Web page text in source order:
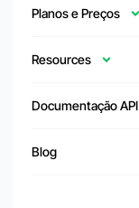
Planos e Preços
Resources
Documentação API
Blog